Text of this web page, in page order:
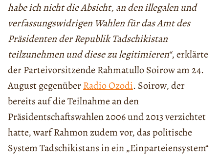
habe ich nicht die Absicht, an den illegalen und
verfassungswidrigen Wahlen für das Amt des
Präsidenten der Republik Tadschikistan
teilzunehmen und diese zu legitimieren“, erklärte
der Parteivorsitzende Rahmatullo Soirow am 24.
August gegenüberRadio Ozodi. Soirow, der
bereits auf die Teilnahme an den
Präsidentschaftswahlen 2006 und 2013 verzichtet
hatte, warf Rahmon zudem vor, das politische
System Tadschikistans in ein „Einparteiensystem“